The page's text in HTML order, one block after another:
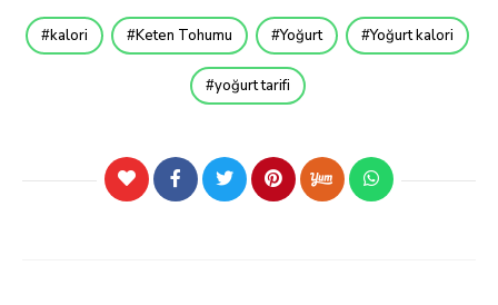
kalori Keten Tohumu Yoğurt Yoğurt kalori
yoğurt tarifi